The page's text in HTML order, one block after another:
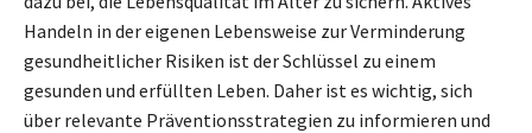
Handeln in der eigenen Lebensweise zur Verminderung
gesundheitlicher Risiken ist der Schlüssel zu einem
gesunden und erfüllten Leben. Daher ist es wichtig, sich
über relevante Präventionsstrategien zu informieren und